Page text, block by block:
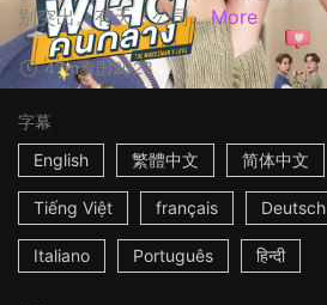
别突出。有天，公司... More
47m泰国2023
字幕
English
繁體中文 简体中文
Tiếng Việt français Deutsch
Italiano Português हिन्दी